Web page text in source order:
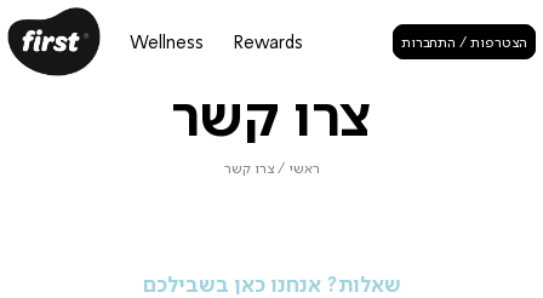
הצטרפות / התחברות Rewards
Wellness
צרו קשר
ראשי / צרו קשר
שאלות? אנחנו כאן בשבילכם